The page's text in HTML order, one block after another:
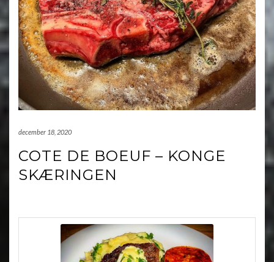
december 18, 2020
COTE DE BOEUF – KONGE
SKÆRINGEN